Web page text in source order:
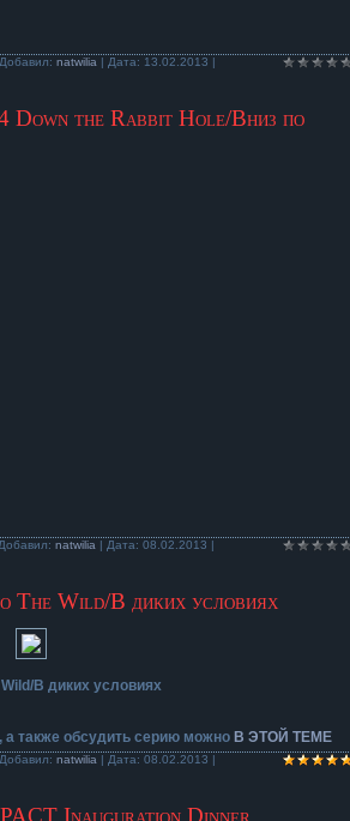
natwilia | Дата: 13.02.2013 |
Down the Rabbit Hole/Вниз по
natwilia | Дата: 08.02.2013 |
The Wild/В диких условиях
В диких условиях
а также обсудить серию можно В ЭТОЙ ТЕМЕ
natwilia | Дата: 08.02.2013 |
Inauguration Dinner